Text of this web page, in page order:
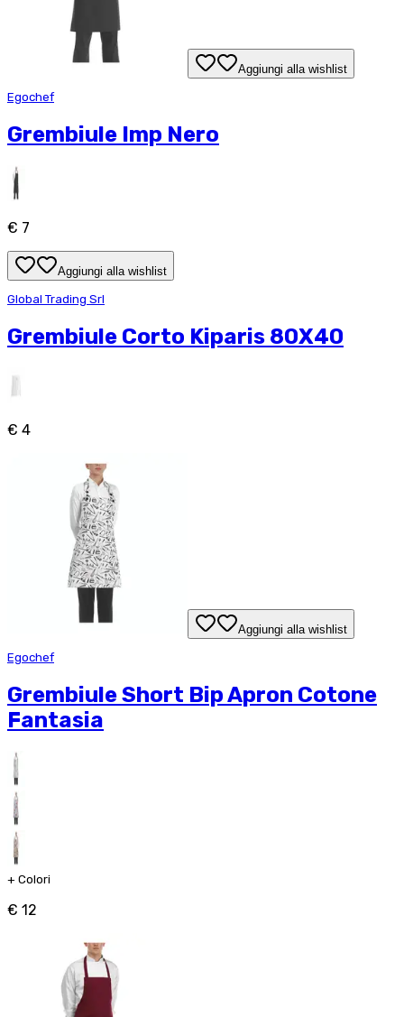
Aggiungi alla wishlist
Egochef
Grembiule Imp Nero
€ 7
Aggiungi alla wishlist
Global Trading Srl
Grembiule Corto Kiparis 80X40
€ 4
Aggiungi alla wishlist
Egochef
Grembiule Short Bip Apron Cotone
Fantasia
+ Colori
€ 12